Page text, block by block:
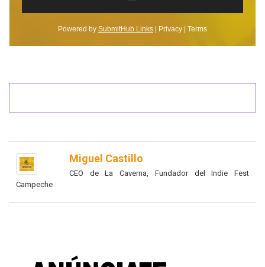
Miguel Castillo
CEO de La Caverna, Fundador del Indie Fest
Campeche